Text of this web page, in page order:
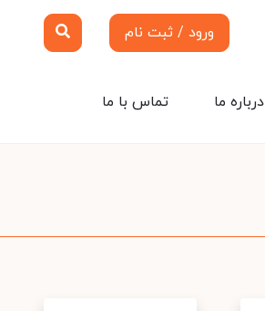
ورود / ثبت نام
تماس با ما درباره ما